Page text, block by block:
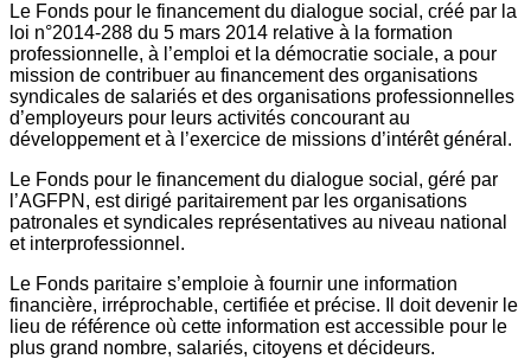
Le Fonds pour le financement du dialogue social, créé par la
loi n°2014-288 du 5 mars 2014 relative à la formation
professionnelle, à l’emploi et la démocratie sociale, a pour
mission de contribuer au financement des organisations
syndicales de salariés et des organisations professionnelles
d’employeurs pour leurs activités concourant au
développement et à l’exercice de missions d’intérêt général.
Le Fonds pour le financement du dialogue social, géré par
l’AGFPN, est dirigé paritairement par les organisations
patronales et syndicales représentatives au niveau national
et interprofessionnel.
Le Fonds paritaire s’emploie à fournir une information
financière, irréprochable, certifiée et précise. Il doit devenir le
lieu de référence où cette information est accessible pour le
plus grand nombre, salariés, citoyens et décideurs.